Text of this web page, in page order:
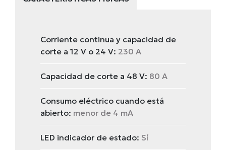
Corriente continua y capacidad de
corte a 12 V o 24 V: 230 A
Capacidad de corte a 48 V: 80 A
Consumo eléctrico cuando está
abierto: menor de 4 mA
LED indicador de estado: Sí